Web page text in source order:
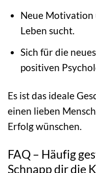
Neue Motivation
Leben sucht.
Sich für die
positiven
Es ist das ideale
einen lieben
Erfolg wünschen.
FAQ – Häufig
Schnapp dir die